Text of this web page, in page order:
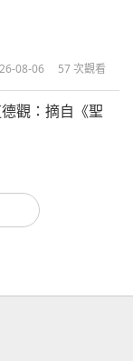
08-06 57次觀看
觀：摘自《聖
08-06